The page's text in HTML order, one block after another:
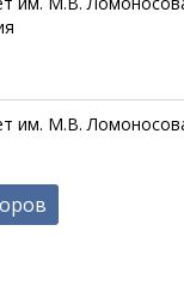
им. М.В.